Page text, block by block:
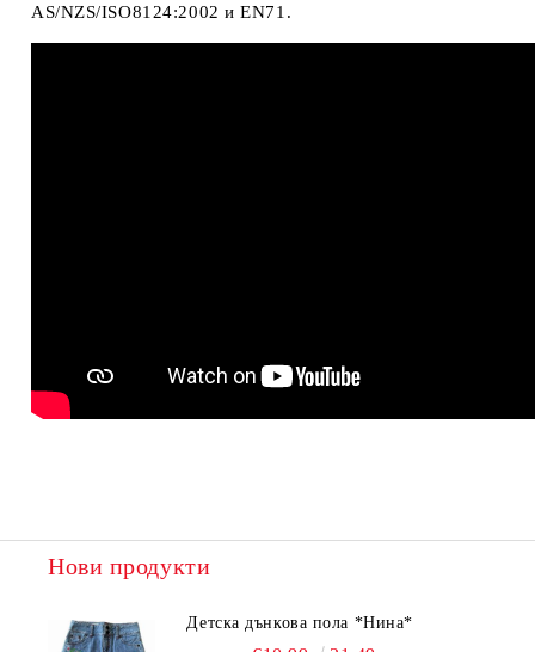
AS/NZS/ISO8124:2002 и EN71.
Нови продукти
Детска дънкова пола *Нина*